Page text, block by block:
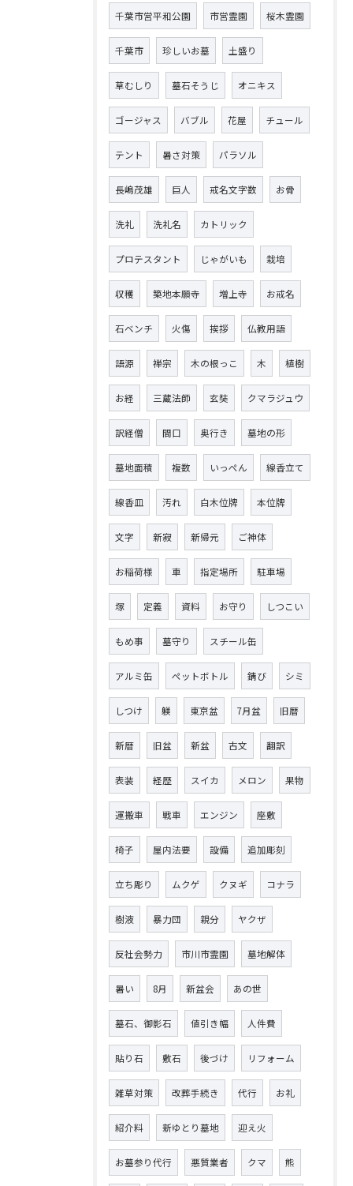
千葉市営平和公園 市営霊園 桜木霊園
千葉市 珍しいお墓 土盛り
草むしり 墓石そうじ オニキス
ゴージャス バブル 花屋 チュール
テント 暑さ対策 パラソル
長嶋茂雄 巨人 戒名文字数 お骨
洗礼 洗礼名 カトリック
プロテスタント じゃがいも 栽培
収穫 築地本願寺 増上寺 お戒名
石ベンチ 火傷 挨拶 仏教用語
語源 禅宗 木の根っこ 木 植樹
お経 三蔵法師 玄奘 クマラジュウ
訳経僧 間口 奥行き 墓地の形
墓地面積 複数 いっぺん 線香立て
線香皿 汚れ 白木位牌 本位牌
文字 新寂 新帰元 ご神体
お稲荷様 車 指定場所 駐車場
塚 定義 資料 お守り しつこい
もめ事 墓守り スチール缶
アルミ缶 ペットボトル 錆び シミ
しつけ 躾 東京盆 7月盆 旧暦
新暦 旧盆 新盆 古文 翻訳
表装 経歴 スイカ メロン 果物
運搬車 戦車 エンジン 座敷
椅子 屋内法要 設備 追加彫刻
立ち彫り ムクゲ クヌギ コナラ
樹液 暴力団 親分 ヤクザ
反社会勢力 市川市霊園 墓地解体
暑い 8月 新盆会 あの世
墓石、御影石 値引き幅 人件費
貼り石 敷石 後づけ リフォーム
雑草対策 改葬手続き 代行 お礼
紹介料 新ゆとり墓地 迎え火
お墓参り代行 悪質業者 クマ 熊